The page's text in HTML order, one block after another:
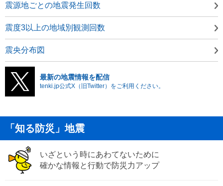
震源地ごとの地震発生回数
震度3以上の地域別観測回数
震央分布図
最新の地震情報を配信
tenki.jp公式X（旧Twitter）をご利用ください。
「知る防災」地震
いざという時にあわてないために
確かな情報と行動で防災力アップ